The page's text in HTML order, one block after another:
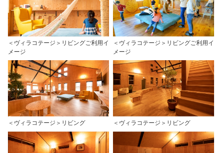
＜ヴィラコテージ＞リビングご利用イ
メージ
＜ヴィラコテージ＞リビングご利用イ
メージ
＜ヴィラコテージ＞リビング ＜ヴィラコテージ＞リビング